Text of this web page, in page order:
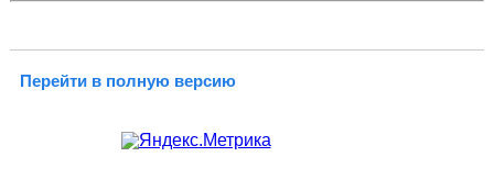
Перейти в полную версию